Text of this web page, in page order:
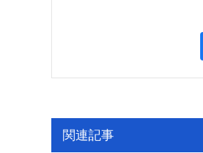
関連記事